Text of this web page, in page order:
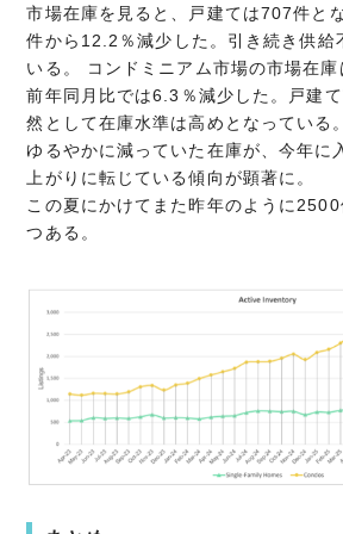
市場在庫を見ると、戸建ては707件と
件から12.2％減少した。引き続き供給
いる。 コンドミニアム市場の市場在庫
前年同月比では6.3％減少した。戸建
然として在庫水準は高めとなっている
ゆるやかに減っていた在庫が、今年に
上がりに転じている傾向が顕著に。
この夏にかけてまた昨年のように
つある。